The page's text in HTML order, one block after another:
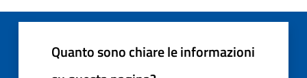
Quanto sono chiare le informazioni